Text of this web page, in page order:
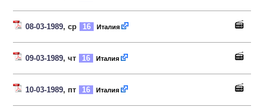
08-03-1989, ср 16 Италия
09-03-1989, чт 16 Италия
10-03-1989, пт 16 Италия